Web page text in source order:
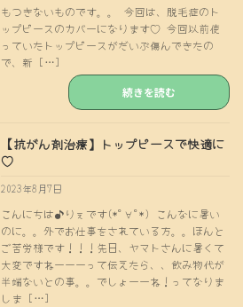
もつきないものです。。 今回は、脱毛症のト
ップピースのカバーになります♡ 今回以前使
っていたトップピースがだいぶ傷んできたの
で、新 […]
続きを読む
【抗がん剤治療】トップピースで快適に
♡
2023年8月7日
こんにちは♪りぇです(*ﾟ∀ﾟ*) こんなに暑い
のに。。外でお仕事をされている方。。ほんと
ご苦労様です！！！先日、ヤマトさんに暑くて
大変ですねーーーって伝えたら、、飲み物代が
半端ないとの事。。でしょーーね！ってなりま
しま […]